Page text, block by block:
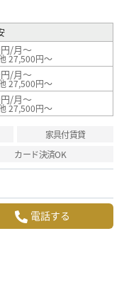
円/月～
27,500円～
円/月～
27,500円～
円/月～
27,500円～
家具付賃貸
カード決済OK
電話する